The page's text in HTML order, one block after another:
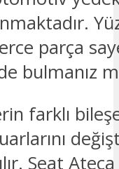
parça
bulmanız
farklı
Seat